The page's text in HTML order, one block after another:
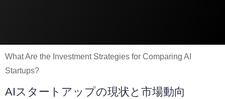
What Are the Investment Strategies for Comparing AI
Startups?
AIスタートアップの現状と市場動向